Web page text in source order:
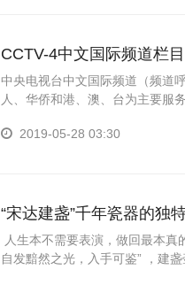
CCTV-4中文国际频道栏
中央电视台中文国际频道（频道
人、华侨和港、澳、台为主要服
2019-05-28 03:30
“宋达建盏”千年瓷器的独
人生本不需要表演，做回最本真
自发黯然之光，入手可鉴” ，建